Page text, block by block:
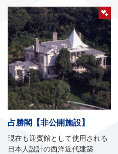
占勝閣【非公開施設】
現在も迎賓館として使用される
日本人設計の西洋近代建築